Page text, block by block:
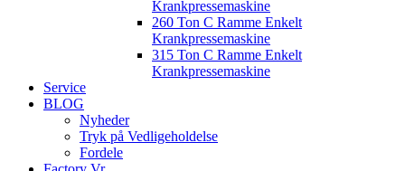
Krankpressemaskine
260 Ton C Ramme Enkelt
Krankpressemaskine
315 Ton C Ramme Enkelt
Krankpressemaskine
Service
BLOG
Nyheder
Tryk på Vedligeholdelse
Fordele